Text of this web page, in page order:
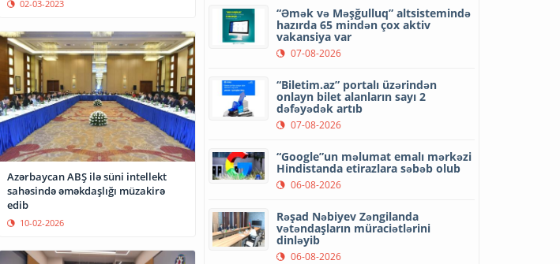
02-03-2023
Azərbaycan ABŞ ilə süni intellekt
sahəsində əməkdaşlığı müzakirə
edib
10-02-2026
“Əmək və Məşğulluq” altsistemində
hazırda 65 mindən çox aktiv
vakansiya var
07-08-2026
“Biletim.az” portalı üzərindən
onlayn bilet alanların sayı 2
dəfəyədək artıb
07-08-2026
“Google”un məlumat emalı mərkəzi
Hindistanda etirazlara səbəb olub
06-08-2026
Rəşad Nəbiyev Zəngilanda
vətəndaşların müraciətlərini
dinləyib
06-08-2026